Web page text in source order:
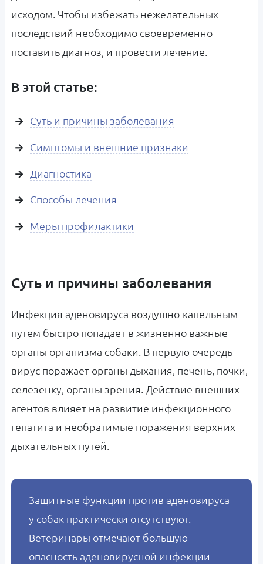
исходом. Чтобы избежать нежелательных
последствий необходимо своевременно
поставить диагноз, и провести лечение.
В этой статье:
Суть и причины заболевания
Симптомы и внешние признаки
Диагностика
Способы лечения
Меры профилактики
Суть и причины заболевания
Инфекция аденовируса воздушно-капельным
путем быстро попадает в жизненно важные
органы организма собаки. В первую очередь
вирус поражает органы дыхания, печень, почки,
селезенку, органы зрения. Действие внешних
агентов влияет на развитие инфекционного
гепатита и необратимые поражения верхних
дыхательных путей.
Защитные функции против аденовируса
у собак практически отсутствуют.
Ветеринары отмечают большую
опасность аденовирусной инфекции